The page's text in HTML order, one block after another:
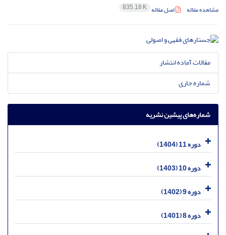
مشاهده مقاله اصل مقاله 835.18 K
مقالات آماده انتشار
شماره جاری
شماره‌های پیشین نشریه
دوره 11 (1404)
دوره 10 (1403)
دوره 9 (1402)
دوره 8 (1401)